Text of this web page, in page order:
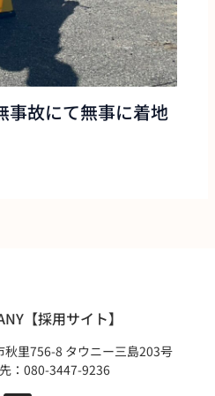
故にて無事に着地
【採用サイト】
里756-8 タウニー三島203号
：080-3447-9236